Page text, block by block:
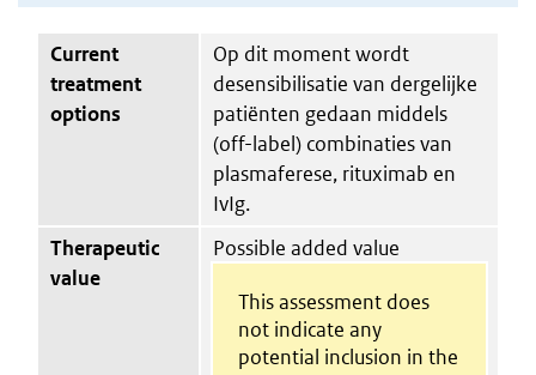
Current
treatment
options
Op dit moment wordt
desensibilisatie van dergelijke
patiënten gedaan middels
(off-label) combinaties van
plasmaferese, rituximab en
IvIg.
Therapeutic
value
Possible added value
This assessment does
not indicate any
potential inclusion in the